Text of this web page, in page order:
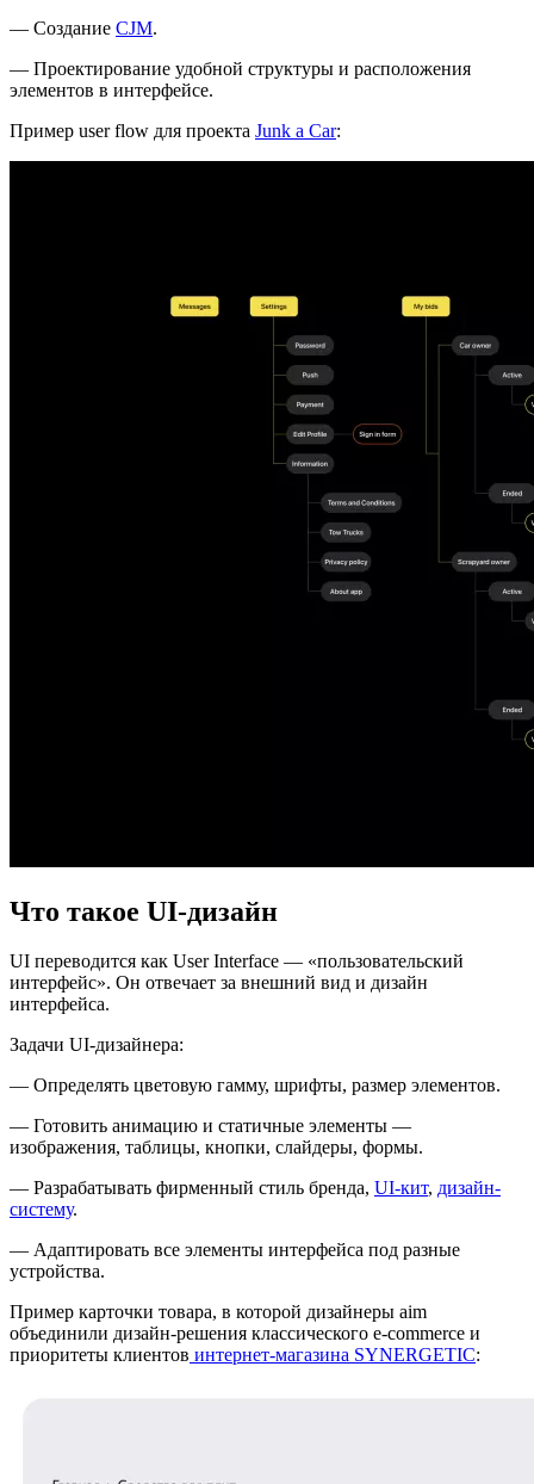
— Создание CJM.
— Проектирование удобной структуры и расположения
элементов в интерфейсе.
Пример user flow для проекта Junk a Car:
Что такое UI-дизайн
UI переводится как User Interface — «пользовательский
интерфейс». Он отвечает за внешний вид и дизайн
интерфейса.
Задачи UI-дизайнера:
— Определять цветовую гамму, шрифты, размер элементов.
— Готовить анимацию и статичные элементы —
изображения, таблицы, кнопки, слайдеры, формы.
— Разрабатывать фирменный стиль бренда, UI-кит, дизайн-
систему.
— Адаптировать все элементы интерфейса под разные
устройства.
Пример карточки товара, в которой дизайнеры aim
объединили дизайн-решения классического e-commerce и
приоритеты клиентов интернет-магазина SYNERGETIC: